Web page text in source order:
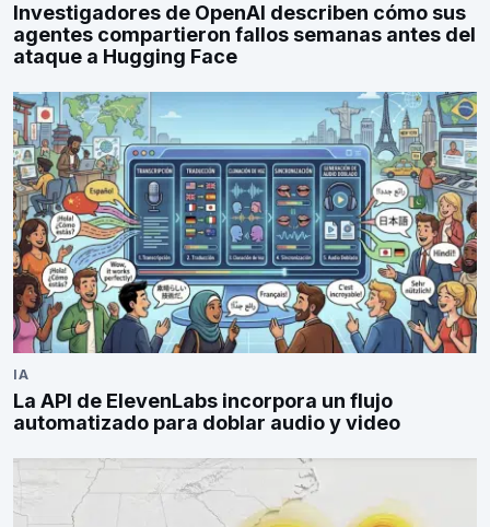
Investigadores de OpenAI describen cómo sus
agentes compartieron fallos semanas antes del
ataque a Hugging Face
IA
La API de ElevenLabs incorpora un flujo
automatizado para doblar audio y video